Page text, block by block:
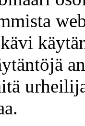
kävi